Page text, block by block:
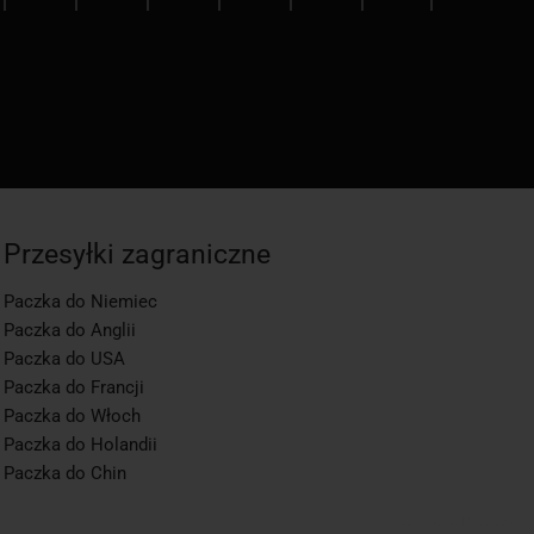
Przesyłki zagraniczne
Paczka do Niemiec
Paczka do Anglii
Paczka do USA
Paczka do Francji
Paczka do Włoch
Paczka do Holandii
Paczka do Chin